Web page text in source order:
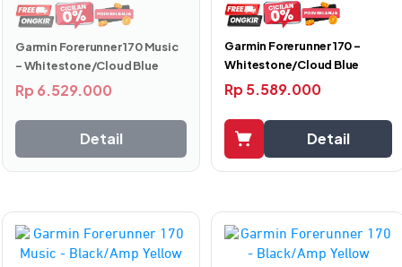
Garmin Forerunner 170 Music
– Whitestone/Cloud Blue
Rp 6.529.000
Detail
Garmin Forerunner 170 –
Whitestone/Cloud Blue
Rp5.589.000
Detail